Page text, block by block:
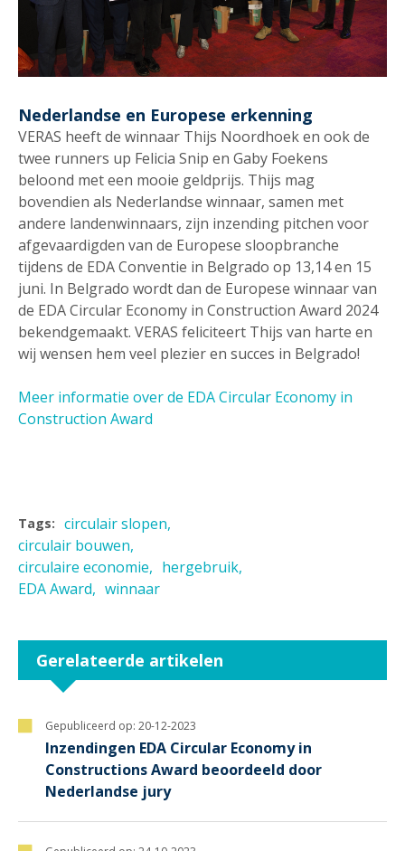
Nederlandse en Europese erkenning
VERAS heeft de winnaar Thijs Noordhoek en ook de
twee runners up Felicia Snip en Gaby Foekens
beloond met een mooie geldprijs. Thijs mag
bovendien als Nederlandse winnaar, samen met
andere landenwinnaars, zijn inzending pitchen voor
afgevaardigden van de Europese sloopbranche
tijdens de EDA Conventie in Belgrado op 13,14 en 15
juni. In Belgrado wordt dan de Europese winnaar van
de EDA Circular Economy in Construction Award 2024
bekendgemaakt. VERAS feliciteert Thijs van harte en
wij wensen hem veel plezier en succes in Belgrado!
Meer informatie over de EDA Circular Economy in
Construction Award
Tags: circulair slopen
circulair bouwen
circulaire economie
hergebruik
EDA Award
winnaar
Gerelateerde artikelen
Gepubliceerd op: 20-12-2023
Inzendingen EDA Circular Economy in
Constructions Award beoordeeld door
Nederlandse jury